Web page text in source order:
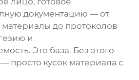
документацию — от
материалы до протоколов
и
Это база. Без этого
просто кусок материала с